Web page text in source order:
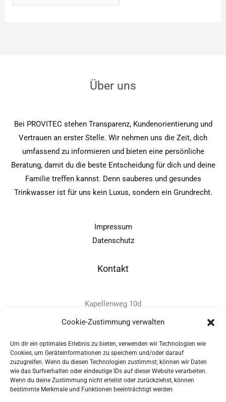
Cookie-Zustimmung verwalten
Um dir ein optimales Erlebnis zu bieten, verwenden wir Technologien wie
Cookies, um Geräteinformationen zu speichern und/oder darauf
zuzugreifen. Wenn du diesen Technologien zustimmst, können wir Daten
wie das Surfverhalten oder eindeutige IDs auf dieser Website verarbeiten.
Wenn du deine Zustimmung nicht erteilst oder zurückziehst, können
bestimmte Merkmale und Funktionen beeinträchtigt werden.
Über uns
Bei PROVITEC stehen Transparenz, Kundenorientierung und
Vertrauen an erster Stelle. Wir nehmen uns die Zeit, dich
umfassend zu informieren und bieten eine persönliche
Beratung, damit du die beste Entscheidung für dich und deine
Familie treffen kannst. Denn sauberes und gesundes
Trinkwasser ist für uns kein Luxus, sondern ein Grundrecht.
Impressum
Datenschutz
Kontakt
Kapellenweg 10d
D-94575 Windorf
+49 - (0)8546 - 97 39 0
info@provitec.de
www.provitec.com